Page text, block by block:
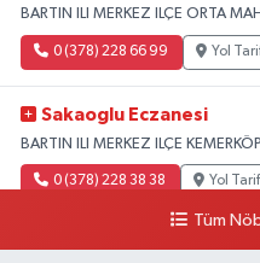
BARTIN ILI MERKEZ ILÇE ORTA
0 (378) 228 66 99 Yol
Sakaoglu Eczanesi
BARTIN ILI MERKEZ ILÇE
0 (378) 228 38 38 Yol
Tüm